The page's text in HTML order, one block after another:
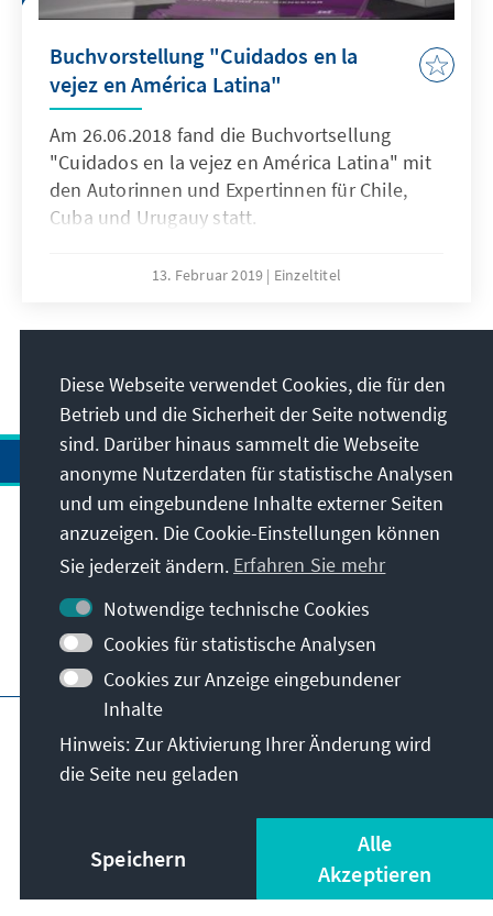
Buchvorstellung "Cuidados en la
vejez en América Latina"
Am 26.06.2018 fand die Buchvortsellung
"Cuidados en la vejez en América Latina" mit
den Autorinnen und Expertinnen für Chile,
Cuba und Urugauy statt.
13. Februar 2019 Einzeltitel
Anschrift
Kontakt
Besuchen Sie auch
Hauptseite der KAS
Nutzungsbedingungen
Erklärung zur Barrierefreiheit
© Konrad-Adenauer-Stiftung e.V. 2026
Diese Webseite verwendet Cookies, die für den
Betrieb und die Sicherheit der Seite notwendig
sind. Darüber hinaus sammelt die Webseite
anonyme Nutzerdaten für statistische Analysen
und um eingebundene Inhalte externer Seiten
anzuzeigen. Die Cookie-Einstellungen können
Sie jederzeit ändern. Erfahren Sie mehr
Notwendige technische Cookies
Cookies für statistische Analysen
Cookies zur Anzeige eingebundener
Inhalte
Hinweis: Zur Aktivierung Ihrer Änderung wird
die Seite neu geladen
Speichern
Alle
Akzeptieren